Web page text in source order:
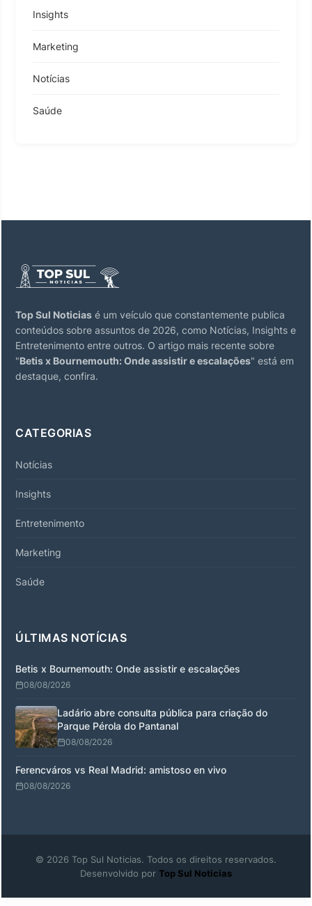
Insights
Marketing
Notícias
Saúde
Top Sul Noticias é um veículo que constantemente publica
conteúdos sobre assuntos de 2026, como Notícias, Insights e
Entretenimento entre outros. O artigo mais recente sobre
"Betis x Bournemouth: Onde assistir e escalações" está em
destaque, confira.
CATEGORIAS
Notícias
Insights
Entretenimento
Marketing
Saúde
ÚLTIMAS NOTÍCIAS
Betis x Bournemouth: Onde assistir e escalações
08/08/2026
Ladário abre consulta pública para criação do
Parque Pérola do Pantanal
08/08/2026
Ferencváros vs Real Madrid: amistoso en vivo
08/08/2026
© 2026 Top Sul Noticias. Todos os direitos reservados.
Desenvolvido por Top Sul Noticias